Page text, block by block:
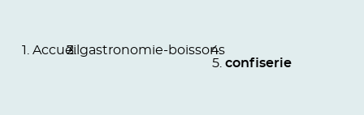
Accueil gastronomie-boissons
confiserie